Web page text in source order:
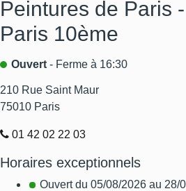
Peintures de Paris
Paris 10ème
Ouvert - Ferme à 16:30
210 Rue Saint Maur
75010 Paris
01 42 02 22 03
Horaires exceptionnels
Ouvert du 05/08/2026 au 28/